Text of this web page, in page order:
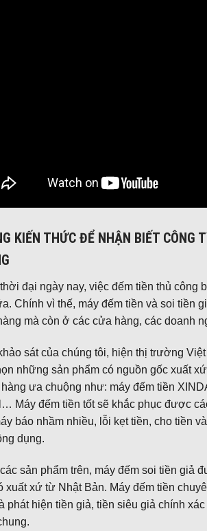
KIẾN THỨC ĐỂ NHẬN BIẾT CÔNG
đại ngày nay, việc đếm tiền thủ công
Chính vì thế, máy đếm tiền và soi tiền
mà còn ở các cửa hàng, các doanh
sát của chúng tôi, hiện thị trường
những sản phẩm có nguồn gốc xuất
hàng ưa chuộng như: máy đếm tiền
Máy đếm tiền tốt sẽ khắc phục được
báo nhầm nhiều, lỗi kẹt tiền, cho tiền
dụng.
sản phẩm trên, máy đếm soi tiền giả
xuất xứ từ Nhật Bản. Máy đếm tiền
phát hiện tiền giả, tiền siêu giả chính